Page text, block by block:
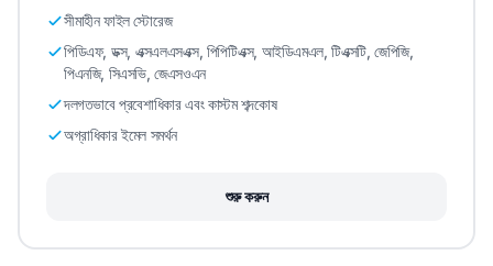
সীমাহীন ফাইল স্টোরেজ
পিডিএফ, ডক্স, এক্সএলএসএক্স, পিপিটিএক্স, আইডিএমএল, টিএক্সটি, জেপিজি,
পিএনজি, সিএসভি, জেএসওএন
দলগতভাবে প্রবেশাধিকার এবং কাস্টম শব্দকোষ
অগ্রাধিকার ইমেল সমর্থন
শুরু করুন